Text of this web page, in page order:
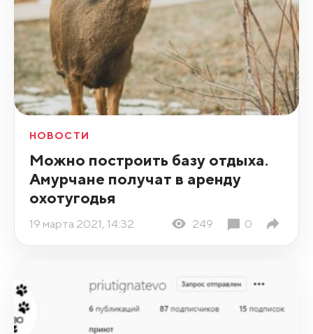
НОВОСТИ
Можно построить базу отдыха.
Амурчане получат в аренду
охотугодья
19 марта 2021, 14:32 249 0